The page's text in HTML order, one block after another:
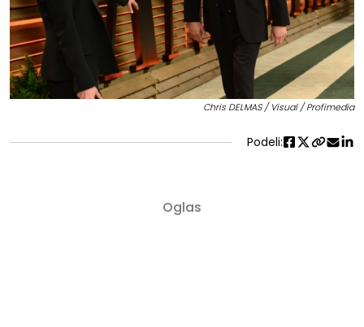
Chris DELMAS / Visual / Profimedia
Podeli: